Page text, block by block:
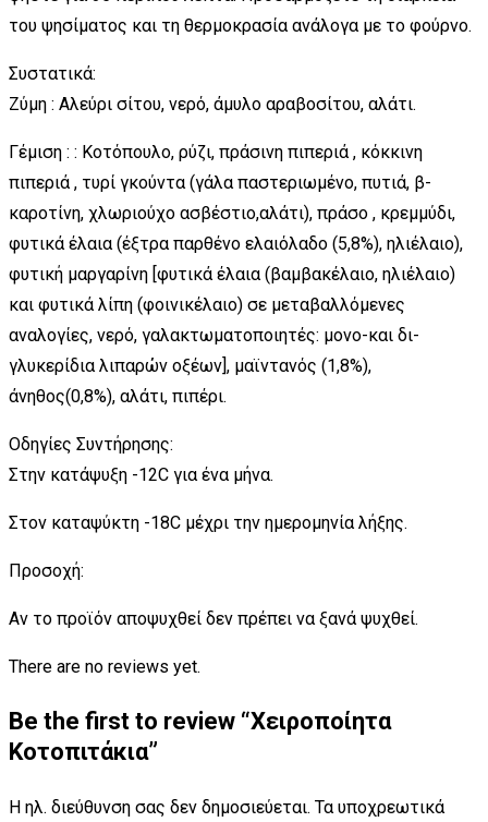
του ψησίματος και τη θερμοκρασία ανάλογα με το φούρνο.
Συστατικά:
Zύμη : Αλεύρι σίτου, νερό, άμυλο αραβοσίτου, αλάτι.
Γέμιση : : Κοτόπουλο, ρύζι, πράσινη πιπεριά , κόκκινη
πιπεριά , τυρί γκούντα (γάλα παστεριωμένο, πυτιά, β-
καροτίνη, χλωριούχο ασβέστιο,αλάτι), πράσο , κρεμμύδι,
φυτικά έλαια (έξτρα παρθένο ελαιόλαδο (5,8%), ηλιέλαιο),
φυτική μαργαρίνη [φυτικά έλαια (βαμβακέλαιο, ηλιέλαιο)
και φυτικά λίπη (φοινικέλαιο) σε μεταβαλλόμενες
αναλογίες, νερό, γαλακτωματοποιητές: μονο-και δι-
γλυκερίδια λιπαρών οξέων], μαϊντανός (1,8%),
άνηθος(0,8%), αλάτι, πιπέρι.
Οδηγίες Συντήρησης:
Στην κατάψυξη -12C για ένα μήνα.
Στον καταψύκτη -18C μέχρι την ημερομηνία λήξης.
Προσοχή:
Αν το προϊόν αποψυχθεί δεν πρέπει να ξανά ψυχθεί.
There are no reviews yet.
Be the first to review “Χειροποίητα
Κοτοπιτάκια”
Η ηλ. διεύθυνση σας δεν δημοσιεύεται. Τα υποχρεωτικά